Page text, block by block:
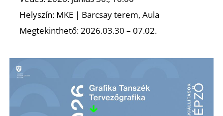
Helyszín: MKE | Barcsay terem, Aula
Megtekinthető: 2026.03.30 – 07.02.